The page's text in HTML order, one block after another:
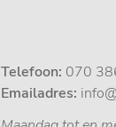
Telefoon: 070
Emailadres: